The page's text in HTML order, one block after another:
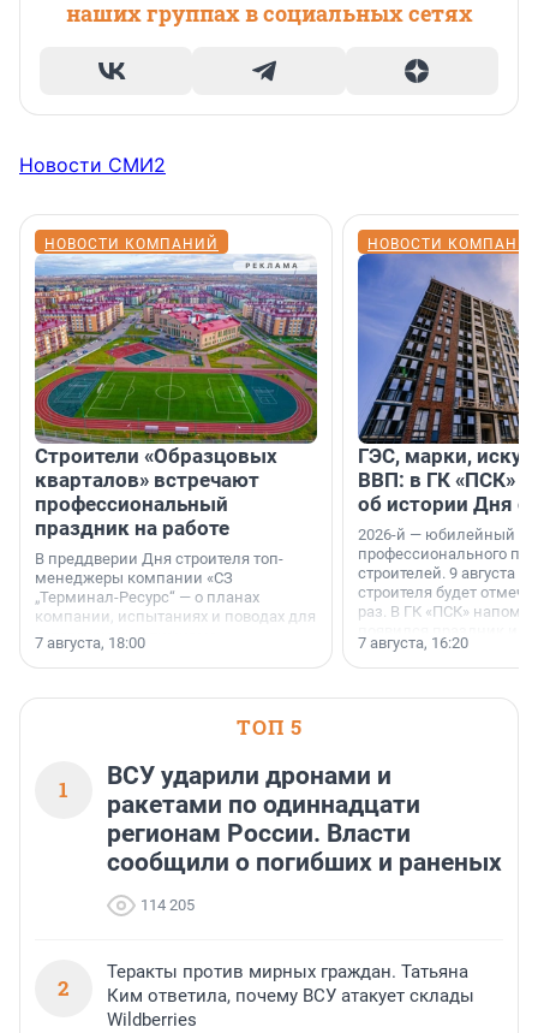
наших группах в социальных сетях
Новости СМИ2
НОВОСТИ КОМПАНИЙ
Строители «Образцовых
кварталов» встречают
профессиональный
праздник на работе
В преддверии Дня строителя топ-
менеджеры компании «СЗ
„Терминал-Ресурс“ — о планах
компании, испытаниях и поводах для
осторожного оптимизма.
7 августа, 18:00
НОВОСТИ
ГЭС, марки,
ВВП: в ГК «ПСК»
об истории Дня
2026-й — юбилейный
профессионального
строителей. 9 августа
строителя будет
раз. В ГК «ПСК»
поменялась роль
7 августа, 16:20
ТОП 5
1
ВСУ ударили дронами и
ракетами по одиннадцати
регионам России. Власти
сообщили о погибших и раненых
114 205
2
Теракты против мирных граждан. Татьяна
Ким ответила, почему ВСУ атакует склады
Wildberries